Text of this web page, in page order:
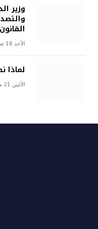
وزير
القانون
الأحد 18 صفر 1445هـ 3-9-2023م
لماذا
الأثنين 21 محرم 1448هـ 6-7-2026م